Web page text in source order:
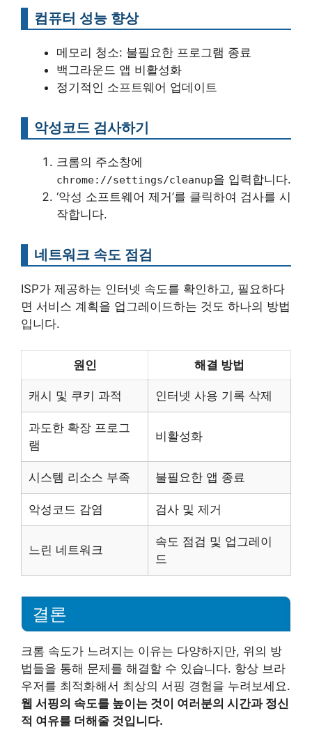
컴퓨터 성능 향상
메모리 청소: 불필요한 프로그램 종료
백그라운드 앱 비활성화
정기적인 소프트웨어 업데이트
악성코드 검사하기
크롬의 주소창에
chrome://settings/cleanup을 입력합니다.
‘악성 소프트웨어 제거’를 클릭하여 검사를 시
작합니다.
네트워크 속도 점검
ISP가 제공하는 인터넷 속도를 확인하고, 필요하다
면 서비스 계획을 업그레이드하는 것도 하나의 방법
입니다.
원인 해결 방법
캐시 및 쿠키 과적 인터넷 사용 기록 삭제
과도한 확장 프로그
램
비활성화
시스템 리소스 부족 불필요한 앱 종료
악성코드 감염 검사 및 제거
느린 네트워크
속도 점검 및 업그레이
드
결론
크롬 속도가 느려지는 이유는 다양하지만, 위의 방
법들을 통해 문제를 해결할 수 있습니다. 항상 브라
우저를 최적화해서 최상의 서핑 경험을 누려보세요.
웹 서핑의 속도를 높이는 것이 여러분의 시간과 정신
적 여유를 더해줄 것입니다.